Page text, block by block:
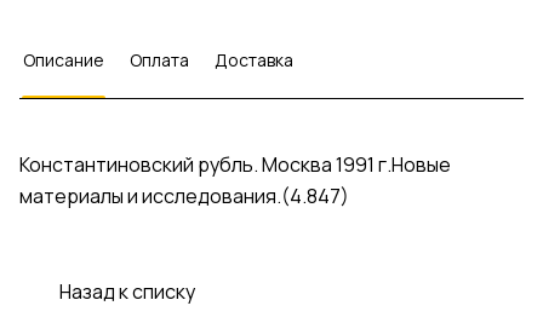
Описание Оплата Доставка
Константиновский рубль. Москва 1991 г.Новые
материалы и исследования.(4.847)
Назад к списку